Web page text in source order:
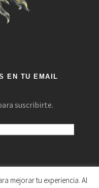
EN TU EMAIL
suscribirte.
mejorar tu experiencia. Al